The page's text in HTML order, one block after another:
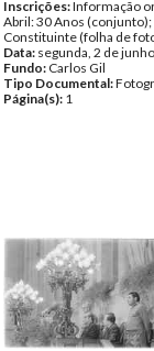
Inscrições:Informação
Abril: 30 Anos
Constituinte (folha de
Data: segunda, 2 de
Fundo: Carlos Gil
Tipo Documental:
Página(s): 1